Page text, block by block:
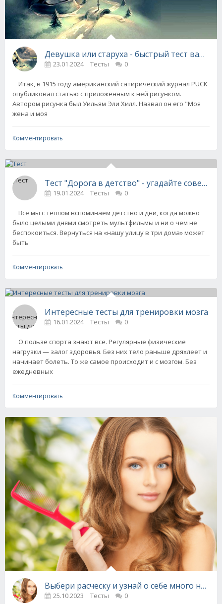
Девушка или старуха - быстрый тест вашей
23.01.2024 Тесты 0
Итак, в 1915 году американский сатирический журнал PUCK
опубликовал статью с приложенным к ней рисунком.
Автором рисунка был Уильям Эли Хилл. Назвал он его "Моя
жена и моя
Комментировать
Тест "Дорога в детство" - угадайте
19.01.2024 Тесты 0
Все мы с теплом вспоминаем детство и дни, когда можно
было целыми днями смотреть мультфильмы и ни о чем не
беспокоиться. Вернуться на «нашу улицу в три дома» может
быть
Комментировать
Интересные тесты для тренировки мозга
16.01.2024 Тесты 0
О пользе спорта знают все. Регулярные физические
нагрузки — залог здоровья. Без них тело раньше дряхлеет и
начинает болеть. То же самое происходит и с мозгом. Без
ежедневных
Комментировать
Выбери расческу и узнай о себе много
25.10.2023 Тесты 0